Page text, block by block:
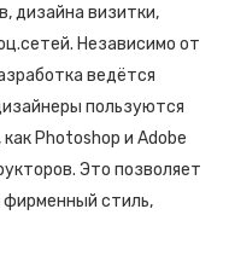
дизайна визитки,
Независимо от
ведётся
пользуются
Photoshop и Adobe
Это позволяет
стиль,